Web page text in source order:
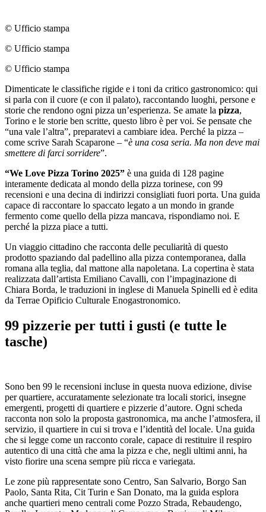
© Ufficio stampa
© Ufficio stampa
© Ufficio stampa
Dimenticate le classifiche rigide e i toni da critico gastronomico: qui
si parla con il cuore (e con il palato), raccontando luoghi, persone e
storie che rendono ogni pizza un’esperienza. Se amate la pizza,
Torino e le storie ben scritte, questo libro è per voi. Se pensate che
“una vale l’altra”, preparatevi a cambiare idea. Perché la pizza –
come scrive Sarah Scaparone – “è una cosa seria. Ma non deve mai
smettere di farci sorridere”.
“We Love Pizza Torino 2025” è una guida di 128 pagine
interamente dedicata al mondo della pizza torinese, con 99
recensioni e una decina di indirizzi consigliati fuori porta. Una guida
capace di raccontare lo spaccato legato a un mondo in grande
fermento come quello della pizza mancava, rispondiamo noi. E
perché la pizza piace a tutti.
Un viaggio cittadino che racconta delle peculiarità di questo
prodotto spaziando dal padellino alla pizza contemporanea, dalla
romana alla teglia, dal mattone alla napoletana. La copertina è stata
realizzata dall’artista Emiliano Cavalli, con l’impaginazione di
Chiara Borda, le traduzioni in inglese di Manuela Spinelli ed è edita
da Terrae Opificio Culturale Enogastronomico.
99 pizzerie per tutti i gusti (e tutte le
tasche)
Sono ben 99 le recensioni incluse in questa nuova edizione, divise
per quartiere, accuratamente selezionate tra locali storici, insegne
emergenti, progetti di quartiere e pizzerie d’autore. Ogni scheda
racconta non solo la proposta gastronomica, ma anche l’atmosfera, il
servizio, il quartiere in cui si trova e l’identità del locale. Una guida
che si legge come un racconto corale, capace di restituire il respiro
autentico di una città che ama la pizza e che, negli ultimi anni, ha
visto fiorire una scena sempre più ricca e variegata.
Le zone più rappresentate sono Centro, San Salvario, Borgo San
Paolo, Santa Rita, Cit Turin e San Donato, ma la guida esplora
anche quartieri meno centrali come Pozzo Strada, Rebaudengo,